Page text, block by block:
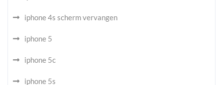
iphone 4s scherm vervangen
iphone 5
iphone 5c
iphone 5s